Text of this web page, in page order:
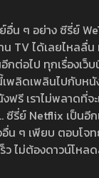
น ๆ อย่าง ซีรี่ย์
TV ได้เลยไหลลื่
ต่อไป ทุกเรื่องเว็
พลิดเพลินไปกับห
รี เราไม่พลาดที่
ซีรี่ย์ Netflix เป็น
ๆ เพียบ ตอบโจท
ว ไม่ต้องดาวน์โห